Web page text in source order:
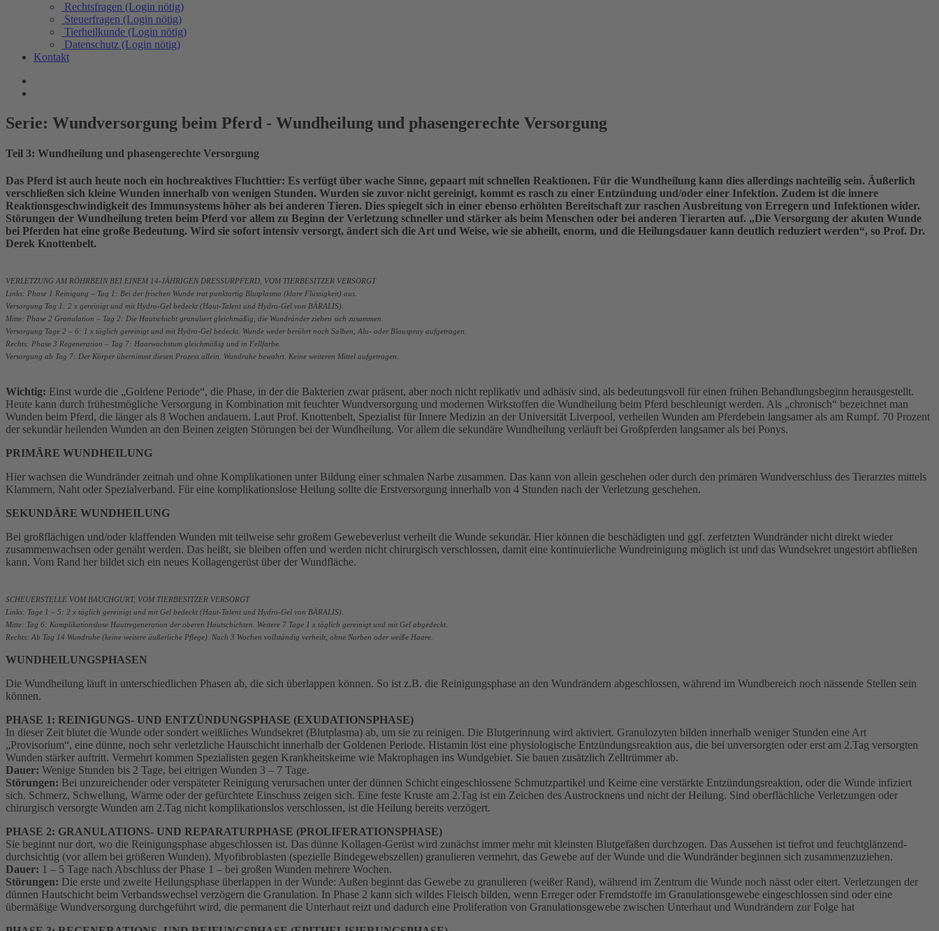
Rechtsfragen (Login nötig)
Steuerfragen (Login nötig)
Tierheilkunde (Login nötig)
Datenschutz (Login nötig)
Kontakt
Serie: Wundversorgung beim Pferd - Wundheilung und phasengerechte Versorgung
Teil 3: Wundheilung und phasengerechte Versorgung
Das Pferd ist auch heute noch ein hochreaktives Fluchttier: Es verfügt über wache Sinne, gepaart mit schnellen Reaktionen. Für die Wundheilung kann dies allerdings nachteilig sein. Äußerlich
verschließen sich kleine Wunden innerhalb von wenigen Stunden. Wurden sie zuvor nicht gereinigt, kommt es rasch zu einer Entzündung und/oder einer Infektion. Zudem ist die innere
Reaktionsgeschwindigkeit des Immunsystems höher als bei anderen Tieren. Dies spiegelt sich in einer ebenso erhöhten Bereitschaft zur raschen Ausbreitung von Erregern und Infektionen wider.
Störungen der Wundheilung treten beim Pferd vor allem zu Beginn der Verletzung schneller und stärker als beim Menschen oder bei anderen Tierarten auf. „Die Versorgung der akuten Wunde
bei Pferden hat eine große Bedeutung. Wird sie sofort intensiv versorgt, ändert sich die Art und Weise, wie sie abheilt, enorm, und die Heilungsdauer kann deutlich reduziert werden“, so Prof. Dr.
Derek Knottenbelt.
VERLETZUNG AM RÖHRBEIN BEI EINEM 14-JÄHRIGEN DRESSURPFERD, VOM TIERBESITZER VERSORGT
Links: Phase 1 Reinigung – Tag 1: Bei der frischen Wunde trat punktartig Blutplasma (klare Flüssigkeit) aus.
Versorgung Tag 1: 2 x gereinigt und mit Hydro-Gel bedeckt (Haut-Talent und Hydro-Gel von BÄRALIS).
Mitte: Phase 2 Granulation – Tag 2: Die Hautschicht granuliert gleichmäßig, die Wundränder ziehen sich zusammen.
Versorgung Tage 2 – 6: 1 x täglich gereinigt und mit Hydro-Gel bedeckt. Wunde weder berührt noch Salben, Alu- oder Blauspray aufgetragen.
Rechts: Phase 3 Regeneration – Tag 7: Haarwachstum gleichmäßig und in Fellfarbe.
Versorgung ab Tag 7: Der Körper übernimmt diesen Prozess allein. Wundruhe bewahrt. Keine weiteren Mittel aufgetragen.
Wichtig: Einst wurde die „Goldene Periode“, die Phase, in der die Bakterien zwar präsent, aber noch nicht replikativ und adhäsiv sind, als bedeutungsvoll für einen frühen Behandlungsbeginn herausgestellt.
Heute kann durch frühestmögliche Versorgung in Kombination mit feuchter Wundversorgung und modernen Wirkstoffen die Wundheilung beim Pferd beschleunigt werden. Als „chronisch“ bezeichnet man
Wunden beim Pferd, die länger als 8 Wochen andauern. Laut Prof. Knottenbelt, Spezialist für Innere Medizin an der Universität Liverpool, verheilen Wunden am Pferdebein langsamer als am Rumpf. 70 Prozent
der sekundär heilenden Wunden an den Beinen zeigten Störungen bei der Wundheilung. Vor allem die sekundäre Wundheilung verläuft bei Großpferden langsamer als bei Ponys.
PRIMÄRE WUNDHEILUNG
Hier wachsen die Wundränder zeitnah und ohne Komplikationen unter Bildung einer schmalen Narbe zusammen. Das kann von allein geschehen oder durch den primären Wundverschluss des Tierarztes mittels
Klammern, Naht oder Spezialverband. Für eine komplikationslose Heilung sollte die Erstversorgung innerhalb von 4 Stunden nach der Verletzung geschehen.
SEKUNDÄRE WUNDHEILUNG
Bei großflächigen und/oder klaffenden Wunden mit teilweise sehr großem Gewebeverlust verheilt die Wunde sekundär. Hier können die beschädigten und ggf. zerfetzten Wundränder nicht direkt wieder
zusammenwachsen oder genäht werden. Das heißt, sie bleiben offen und werden nicht chirurgisch verschlossen, damit eine kontinuierliche Wundreinigung möglich ist und das Wundsekret ungestört abfließen
kann. Vom Rand her bildet sich ein neues Kollagengerüst über der Wundfläche.
SCHEUERSTELLE VOM BAUCHGURT, VOM TIERBESITZER VERSORGT
Links: Tage 1 – 5: 2 x täglich gereinigt und mit Gel bedeckt (Haut-Talent und Hydro-Gel von BÄRALIS).
Mitte: Tag 6: Komplikationslose Hautregeneration der oberen Hautschichten. Weitere 7 Tage 1 x täglich gereinigt und mit Gel abgedeckt.
Rechts: Ab Tag 14 Wundruhe (keine weitere äußerliche Pflege). Nach 3 Wochen vollständig verheilt, ohne Narben oder weiße Haare.
WUNDHEILUNGSPHASEN
Die Wundheilung läuft in unterschiedlichen Phasen ab, die sich überlappen können. So ist z.B. die Reinigungsphase an den Wundrändern abgeschlossen, während im Wundbereich noch nässende Stellen sein
können.
PHASE 1: REINIGUNGS- UND ENTZÜNDUNGSPHASE (EXUDATIONSPHASE)
In dieser Zeit blutet die Wunde oder sondert weißliches Wundsekret (Blutplasma) ab, um sie zu reinigen. Die Blutgerinnung wird aktiviert. Granulozyten bilden innerhalb weniger Stunden eine Art
„Provisorium“, eine dünne, noch sehr verletzliche Hautschicht innerhalb der Goldenen Periode. Histamin löst eine physiologische Entzündungsreaktion aus, die bei unversorgten oder erst am 2.Tag versorgten
Wunden stärker auftritt. Vermehrt kommen Spezialisten gegen Krankheitskeime wie Makrophagen ins Wundgebiet. Sie bauen zusätzlich Zelltrümmer ab.
Dauer: Wenige Stunden bis 2 Tage, bei eitrigen Wunden 3 – 7 Tage.
Störungen: Bei unzureichender oder verspäteter Reinigung verursachen unter der dünnen Schicht eingeschlossene Schmutzpartikel und Keime eine verstärkte Entzündungsreaktion, oder die Wunde infiziert
sich. Schmerz, Schwellung, Wärme oder der gefürchtete Einschuss zeigen sich. Eine feste Kruste am 2.Tag ist ein Zeichen des Austrocknens und nicht der Heilung. Sind oberflächliche Verletzungen oder
chirurgisch versorgte Wunden am 2.Tag nicht komplikationslos verschlossen, ist die Heilung bereits verzögert.
PHASE 2: GRANULATIONS- UND REPARATURPHASE (PROLIFERATIONSPHASE)
Sie beginnt nur dort, wo die Reinigungsphase abgeschlossen ist. Das dünne Kollagen-Gerüst wird zunächst immer mehr mit kleinsten Blutgefäßen durchzogen. Das Aussehen ist tiefrot und feuchtglänzend-
durchsichtig (vor allem bei größeren Wunden). Myofibroblasten (spezielle Bindegewebszellen) granulieren vermehrt, das Gewebe auf der Wunde und die Wundränder beginnen sich zusammenzuziehen.
Dauer: 1 – 5 Tage nach Abschluss der Phase 1 – bei großen Wunden mehrere Wochen.
Störungen: Die erste und zweite Heilungsphase überlappen in der Wunde: Außen beginnt das Gewebe zu granulieren (weißer Rand), während im Zentrum die Wunde noch nässt oder eitert. Verletzungen der
dünnen Hautschicht beim Verbandswechsel verzögern die Granulation. In Phase 2 kann sich wildes Fleisch bilden, wenn Erreger oder Fremdstoffe im Granulationsgewebe eingeschlossen sind oder eine
übermäßige Wundversorgung durchgeführt wird, die permanent die Unterhaut reizt und dadurch eine Proliferation von Granulationsgewebe zwischen Unterhaut und Wundrändern zur Folge hat